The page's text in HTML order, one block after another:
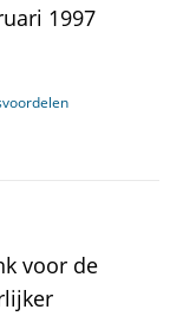
1997
voor de